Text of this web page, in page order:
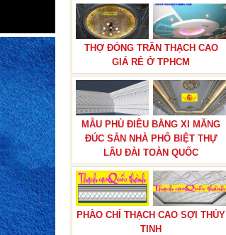
THỢ ĐÓNG TRẦN THẠCH CAO
GIÁ RẺ Ở TPHCM
MẪU PHÙ ĐIÊU BẰNG XI MĂNG
ĐÚC SẴN NHÀ PHỐ BIỆT THỰ
LÂU ĐÀI TOÀN QUỐC
PHÀO CHỈ THẠCH CAO SỢI THỦY
TINH